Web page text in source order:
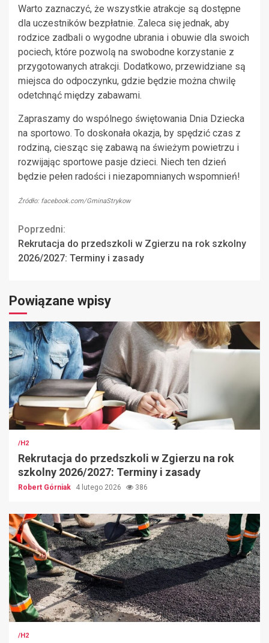
Warto zaznaczyć, że wszystkie atrakcje są dostępne
dla uczestników bezpłatnie. Zaleca się jednak, aby
rodzice zadbali o wygodne ubrania i obuwie dla swoich
pociech, które pozwolą na swobodne korzystanie z
przygotowanych atrakcji. Dodatkowo, przewidziane są
miejsca do odpoczynku, gdzie będzie można chwilę
odetchnąć między zabawami.
Zapraszamy do wspólnego świętowania Dnia Dziecka
na sportowo. To doskonała okazja, by spędzić czas z
rodziną, ciesząc się zabawą na świeżym powietrzu i
rozwijając sportowe pasje dzieci. Niech ten dzień
będzie pełen radości i niezapomnianych wspomnień!
Źródło: facebook.com/GminaStrykow
Continue
Reading
Poprzedni:
Rekrutacja do przedszkoli w Zgierzu na rok szkolny
2026/2027: Terminy i zasady
Powiązane wpisy
/H2
Rekrutacja do przedszkoli w Zgierzu na rok
szkolny 2026/2027: Terminy i zasady
Robert Górniak 4 lutego 2026 386
/H2